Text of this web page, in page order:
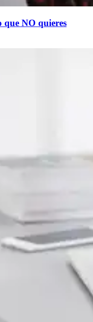
que NO quieres